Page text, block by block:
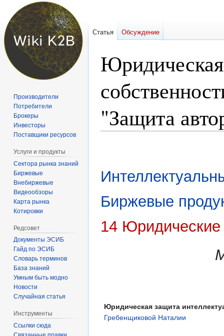
"Защита
Биржевые
14 Юридические
Юридическая защита
Гребенщиковой Наталии
Статья Обсуждение
Производители
Потребители
Брокеры
Инвесторы
Поставщики ресурсов
Услуги и продукты
Сектора рынка знаний
Биржевые
Внебиржевые
Видеообзоры
Карта рынка
Котировки
Редсовет
Документы ЭСИБ
Гайд по ЭСИБ
Словарь терминов
База знаний
Умным быть модно
Новости
Случайная статья
Инструменты
Ссылки сюда